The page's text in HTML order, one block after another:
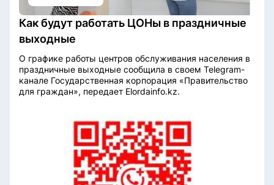
Как будут работать ЦОНы в праздничные
выходные
О графике работы центров обслуживания населения в
праздничные выходные сообщила в своем Telegram-
канале Государственная корпорация «Правительство
для граждан», передает Elordainfo.kz.